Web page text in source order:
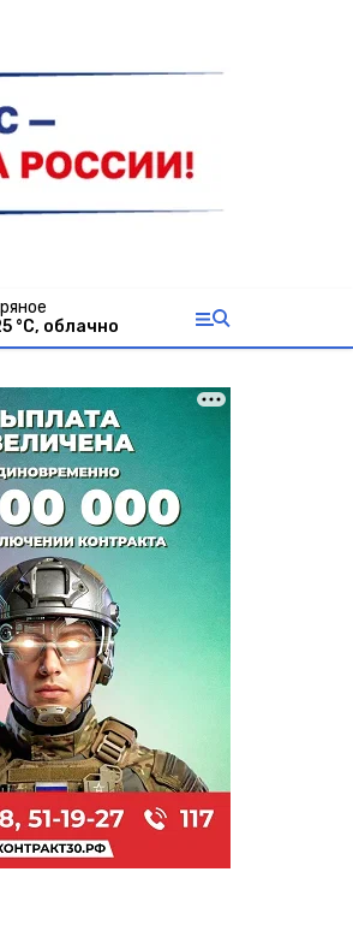
°С, облачно